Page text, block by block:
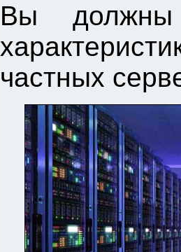
Вы должны
частных